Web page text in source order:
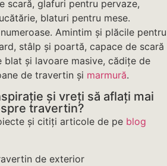
scară, glafuri pentru pervaze,
blaturi pentru mese.
Amintim și plăcile pentru
stâlp și poartă, capace de scară
blat și lavoare masive, cădițe de
de travertin și marmură.
și vreți să aflați mai
travertin?
și citiți articole de pe blog